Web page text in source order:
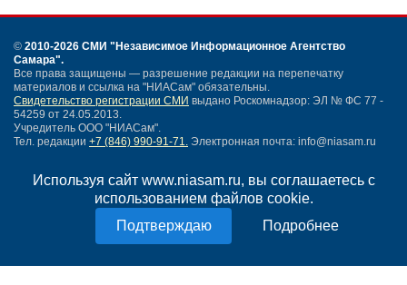
Используя сайт www.niasam.ru, вы соглашаетесь с
использованием файлов cookie.
Подробнее
© 2010-2026 СМИ "Независимое Информационное Агентство
Самара".
Все права защищены — разрешение редакции на перепечатку
материалов и ссылка на "НИАСам" обязательны.
Свидетельство регистрации СМИ выдано Роскомнадзор: ЭЛ № ФС 77 -
54259 от 24.05.2013.
Учредитель ООО "НИАСам".
Тел. редакции +7 (846) 990-91-71. Электронная почта: info@niasam.ru
Карта сайта
Нашли ошибку?
Политика конфиденциальности
Согласие на обработку персональных данных